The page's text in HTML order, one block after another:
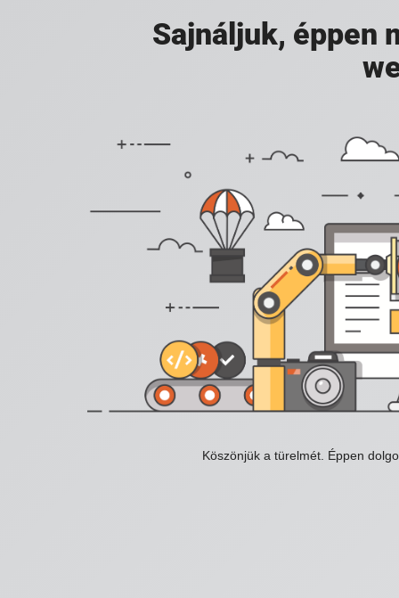
Sajnáljuk, éppen
Köszönjük a türelmét. Éppen